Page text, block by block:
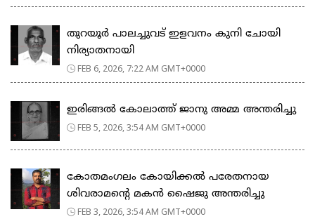
തുറയൂർ പാലച്ചുവട് ഇളവനം കുനി ചോയി
നിര്യാതനായി
FEB 6, 2026, 7:22 AM GMT+0000
ഇരിങ്ങൽ കോലാത്ത് ജാനു അമ്മ അന്തരിച്ചു
FEB 5, 2026, 3:54 AM GMT+0000
കോതമംഗലം കോയിക്കൽ പരേതനായ
ശിവരാമൻ്റെ മകൻ ഷൈജു അന്തരിച്ചു
FEB 3, 2026, 3:54 AM GMT+0000